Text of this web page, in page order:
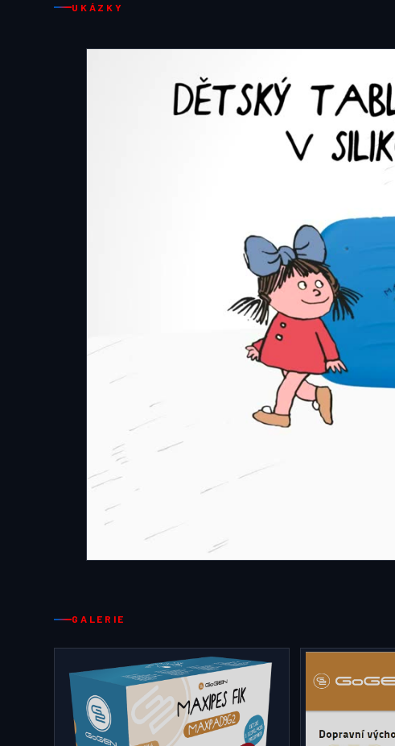
UKÁZKY
GALERIE